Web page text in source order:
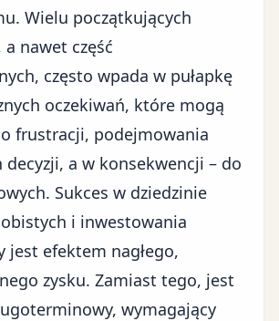
Wielu początkujących
nawet część
często wpada w pułapkę
oczekiwań, które mogą
frustracji, podejmowania
decyzji, a w konsekwencji – do
Sukces w dziedzinie
i inwestowania
jest efektem nagłego,
zysku. Zamiast tego, jest
wymagający